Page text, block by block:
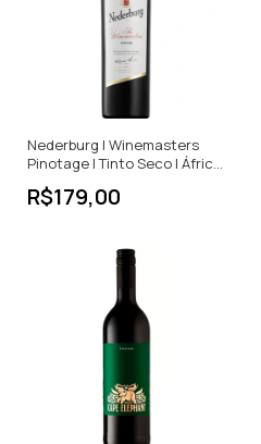
Nederburg | Winemasters
Pinotage | Tinto Seco | África
do Sul | 750ml
R$179,00